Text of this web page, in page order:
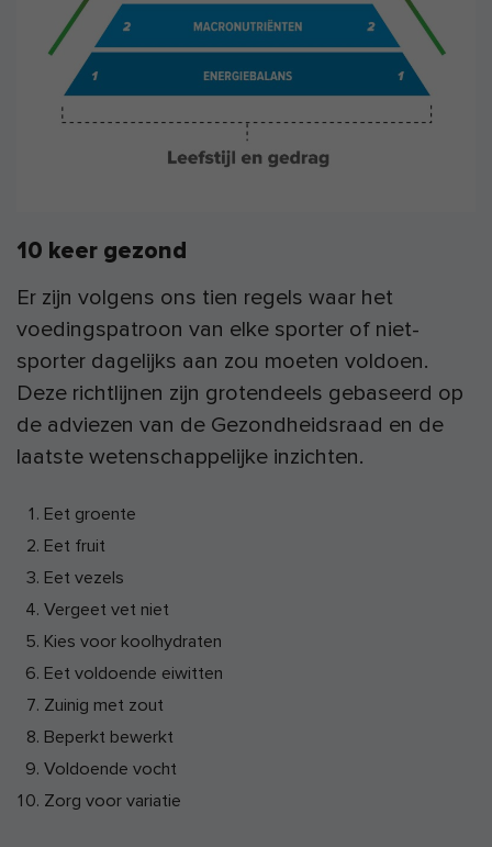
10 keer gezond
Er zijn volgens ons tien regels waar het
voedingspatroon van elke sporter of niet-
sporter dagelijks aan zou moeten voldoen.
Deze richtlijnen zijn grotendeels gebaseerd op
de adviezen van de Gezondheidsraad en de
laatste wetenschappelijke inzichten.
Eet groente
Eet fruit
Eet vezels
Vergeet vet niet
Kies voor koolhydraten
Eet voldoende eiwitten
Zuinig met zout
Beperkt bewerkt
Voldoende vocht
Zorg voor variatie